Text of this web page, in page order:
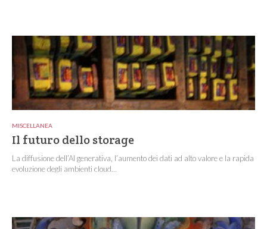
MISCELLANEA
Il futuro dello storage
La diffusione dell’AI generativa, l’aumento dei dati ad alto valore e la rapida
evoluzione degli ambienti cloud...